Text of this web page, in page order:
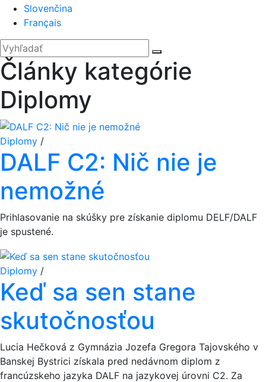
Slovenčina
Français
'.__('Search').'
Zatvoriť
Hľadať:
Vyhľadať
Články kategórie
Diplomy
Diplomy /
DALF C2: Nič nie je
nemožné
Prihlasovanie na skúšky pre získanie diplomu DELF/DALF
je spustené.
Diplomy /
Keď sa sen stane
skutočnosťou
Lucia Hečková z Gymnázia Jozefa Gregora Tajovského v
Banskej Bystrici získala pred nedávnom diplom z
francúzskeho jazyka DALF na jazykovej úrovni C2. Za